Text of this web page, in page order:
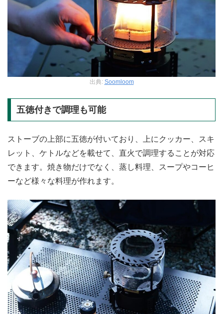
出典: Soomloom
五徳付きで調理も可能
ストーブの上部に五徳が付いており、上にクッカー、スキ
レット、ケトルなどを載せて、直火で調理することが対応
できます。焼き物だけでなく、蒸し料理、スープやコーヒ
ーなど様々な料理が作れます。